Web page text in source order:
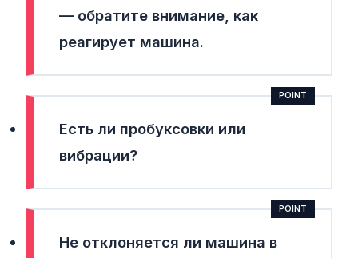
— обратите внимание, как
реагирует машина.
Есть ли пробуксовки или
вибрации?
Не отклоняется ли машина в